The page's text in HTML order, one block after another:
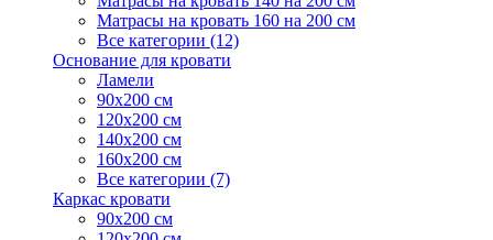
Матрасы на кровать 160 на 200 см
Все категории (12)
Основание для кровати
Ламели
90х200 см
120х200 см
140х200 см
160х200 см
Все категории (7)
Каркас кровати
90х200 см